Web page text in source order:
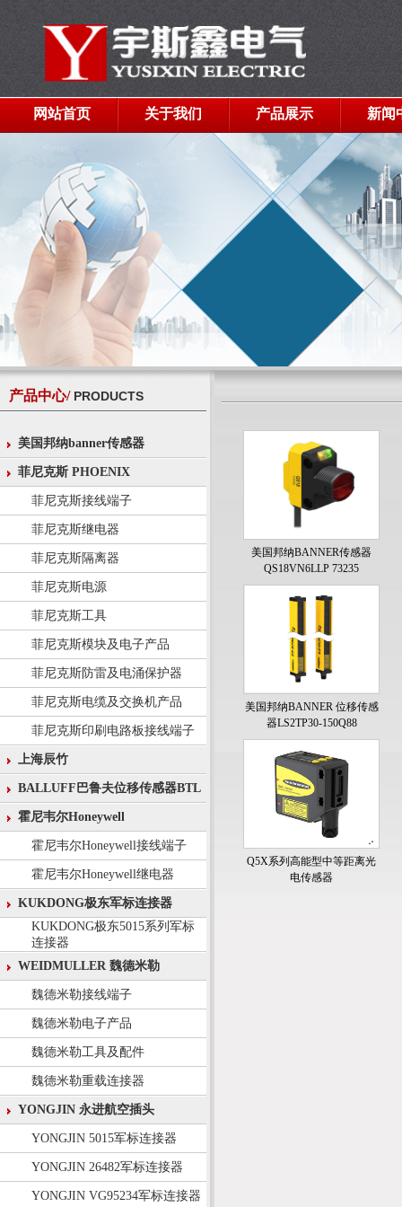
网站首页 关于我们 产品展示 新闻
产品中心/ PRODUCTS
美国邦纳banner传感器
菲尼克斯 PHOENIX
菲尼克斯接线端子
菲尼克斯继电器
菲尼克斯隔离器
菲尼克斯电源
菲尼克斯工具
菲尼克斯模块及电子产品
菲尼克斯防雷及电涌保护器
菲尼克斯电缆及交换机产品
菲尼克斯印刷电路板接线端子
上海辰竹
BALLUFF巴鲁夫位移传感器BTL
霍尼韦尔Honeywell
霍尼韦尔Honeywell接线端子
霍尼韦尔Honeywell继电器
KUKDONG极东军标连接器
KUKDONG极东5015系列军标
连接器
WEIDMULLER 魏德米勒
魏德米勒接线端子
魏德米勒电子产品
魏德米勒工具及配件
魏德米勒重载连接器
YONGJIN 永进航空插头
YONGJIN 5015军标连接器
YONGJIN 26482军标连接器
YONGJIN VG95234军标连接器
美国邦纳BANNER传感器
QS18VN6LLP 73235
美国邦纳BANNER 位移传感
器LS2TP30-150Q88
Q5X系列高能型中等距离光
电传感器